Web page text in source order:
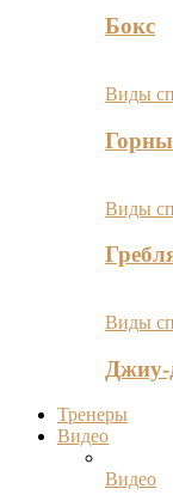
Бокс
Виды
Виды
Виды
Джиу-
Тренеры
Видео
Видео